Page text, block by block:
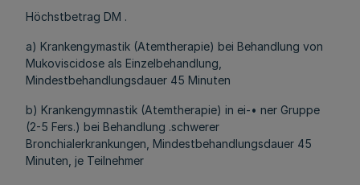
Höchstbetrag DM .
a) Krankengymastik (Atemtherapie) bei Behandlung von
Mukoviscidose als Einzelbehandlung,
Mindestbehandlungsdauer 45 Minuten
b) Krankengymnastik (Atemtherapie) in ei-• ner Gruppe
(2-5 Fers.) bei Behandlung .schwerer
Bronchialerkrankungen, Mindestbehandlungsdauer 45
Minuten, je Teilnehmer